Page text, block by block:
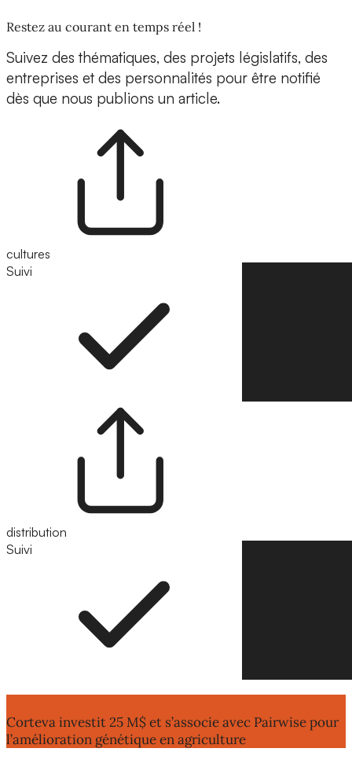
Restez au courant en temps réel !
Suivez des thématiques, des projets législatifs, des
entreprises et des personnalités pour être notifié
dès que nous publions un article.
cultures
Suivi
distribution
Suivi
Corteva investit 25 M$ et s’associe avec Pairwise pour
l’amélioration génétique en agriculture